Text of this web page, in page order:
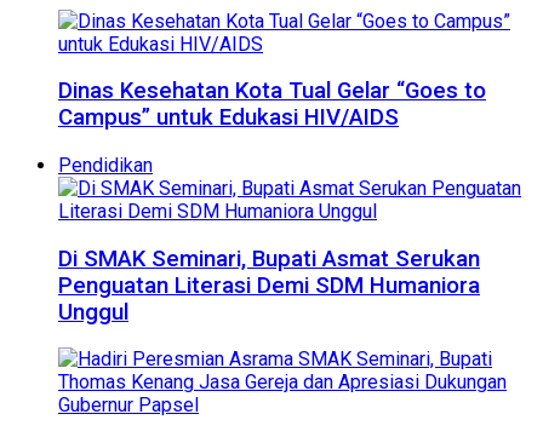
Dinas Kesehatan Kota Tual Gelar “Goes to
Campus” untuk Edukasi HIV/AIDS
Pendidikan
Di SMAK Seminari, Bupati Asmat Serukan
Penguatan Literasi Demi SDM Humaniora
Unggul